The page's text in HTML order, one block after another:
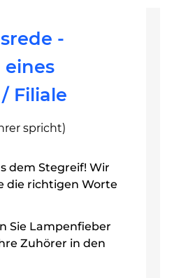
-
Filiale
spricht)
dem Stegreif! Wir
die richtigen Worte
Sie Lampenfieber
Zuhörer in den